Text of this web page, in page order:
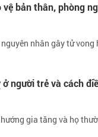
vệ bản thân, phòng
nhân gây tử
người trẻ và cách
gia tăng và họ